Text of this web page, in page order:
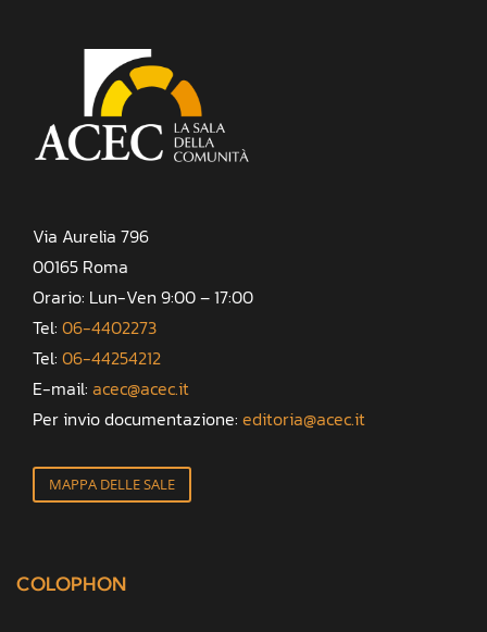
Via Aurelia 796
00165 Roma
Orario: Lun-Ven 9:00 – 17:00
Tel: 06-4402273
Tel: 06-44254212
E-mail: acec@acec.it
Per invio documentazione: editoria@acec.it
MAPPA DELLE SALE
COLOPHON